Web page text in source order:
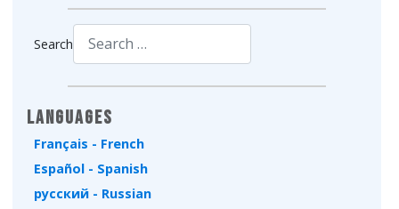
Search
Languages
Français - French
Español - Spanish
русский - Russian